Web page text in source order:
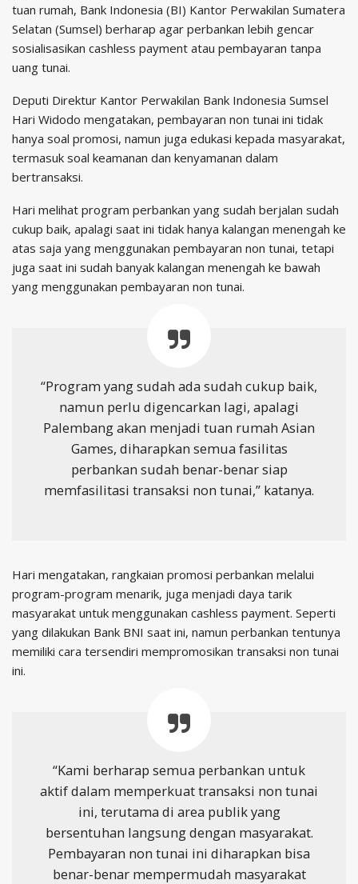
tuan rumah, Bank Indonesia (BI) Kantor Perwakilan Sumatera
Selatan (Sumsel) berharap agar perbankan lebih gencar
sosialisasikan cashless payment atau pembayaran tanpa
uang tunai.
Deputi Direktur Kantor Perwakilan Bank Indonesia Sumsel
Hari Widodo mengatakan, pembayaran non tunai ini tidak
hanya soal promosi, namun juga edukasi kepada masyarakat,
termasuk soal keamanan dan kenyamanan dalam
bertransaksi.
Hari melihat program perbankan yang sudah berjalan sudah
cukup baik, apalagi saat ini tidak hanya kalangan menengah ke
atas saja yang menggunakan pembayaran non tunai, tetapi
juga saat ini sudah banyak kalangan menengah ke bawah
yang menggunakan pembayaran non tunai.
“Program yang sudah ada sudah cukup baik,
namun perlu digencarkan lagi, apalagi
Palembang akan menjadi tuan rumah Asian
Games, diharapkan semua fasilitas
perbankan sudah benar-benar siap
memfasilitasi transaksi non tunai,” katanya.
Hari mengatakan, rangkaian promosi perbankan melalui
program-program menarik, juga menjadi daya tarik
masyarakat untuk menggunakan cashless payment. Seperti
yang dilakukan Bank BNI saat ini, namun perbankan tentunya
memiliki cara tersendiri mempromosikan transaksi non tunai
ini.
“Kami berharap semua perbankan untuk
aktif dalam memperkuat transaksi non tunai
ini, terutama di area publik yang
bersentuhan langsung dengan masyarakat.
Pembayaran non tunai ini diharapkan bisa
benar-benar mempermudah masyarakat